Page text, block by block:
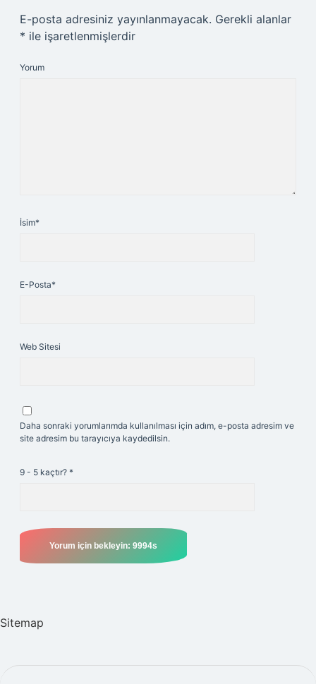
E-posta adresiniz yayınlanmayacak. Gerekli alanlar
* ile işaretlenmişlerdir
Yorum
İsim*
E-Posta*
Web Sitesi
Daha sonraki yorumlarımda kullanılması için adım, e-posta adresim ve
site adresim bu tarayıcıya kaydedilsin.
9 - 5 kaçtır? *
Sitemap